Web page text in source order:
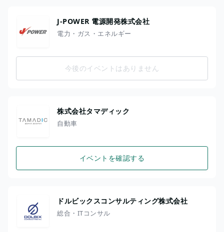
J-POWER 電源開発株式会社
電力・ガス・エネルギー
今後のイベントはありません
株式会社タマディック
自動車
イベントを確認する
ドルビックスコンサルティング株式会社
総合・ITコンサル